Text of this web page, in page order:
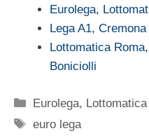
Eurolega,
Lega A1,
Lottomatica
Boniciolli
Categorie
Eurolega,
Tag
euro lega